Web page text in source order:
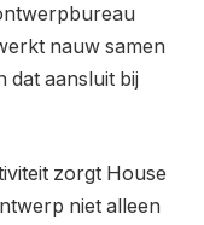
nauw samen
dat aansluit bij
zorgt House
niet alleen